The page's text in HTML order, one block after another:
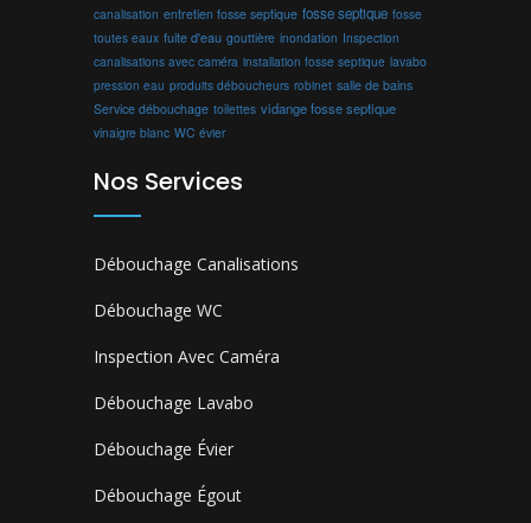
canalisation entretien fosse septique fosse septique fosse
toutes eaux fuite d'eau gouttière inondation Inspection
canalisations avec caméra installation fosse septique lavabo
pression eau produits déboucheurs robinet salle de bains
Service débouchage toilettes vidange fosse septique
vinaigre blanc WC évier
Nos Services
Débouchage Canalisations
Débouchage WC
Inspection Avec Caméra
Débouchage Lavabo
Débouchage Évier
Débouchage Égout